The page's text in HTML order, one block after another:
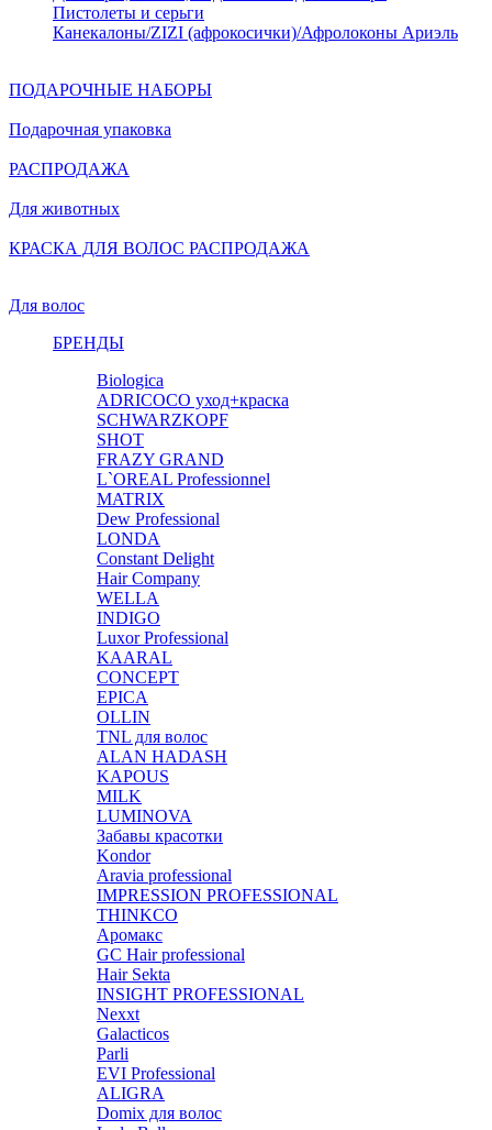
Пистолеты и серьги
Канекалоны/ZIZI (афрокосички)/Афролоконы Ариэль
ПОДАРОЧНЫЕ НАБОРЫ
Подарочная упаковка
РАСПРОДАЖА
Для животных
КРАСКА ДЛЯ ВОЛОС РАСПРОДАЖА
Для волос
БРЕНДЫ
Biologica
ADRICOCO уход+краска
SCHWARZKOPF
SHOT
FRAZY GRAND
L`OREAL Professionnel
MATRIX
Dew Professional
LONDA
Constant Delight
Hair Company
WELLA
INDIGO
Luxor Professional
KAARAL
CONCEPT
EPICA
OLLIN
TNL для волос
ALAN HADASH
KAPOUS
MILK
LUMINOVA
Забавы красотки
Kondor
Aravia professional
IMPRESSION PROFESSIONAL
THINKCO
Аромакс
GC Hair professional
Hair Sekta
INSIGHT PROFESSIONAL
Nexxt
Galacticos
Parli
EVI Professional
ALIGRA
Domix для волос